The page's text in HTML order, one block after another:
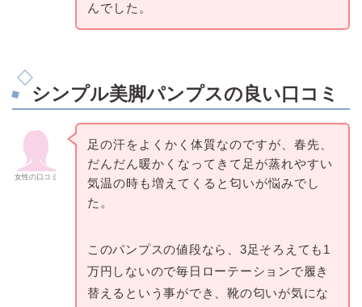
んでした。
シンプル美脚パンプスの良い口コミ
女性の口コミ
足の汗をよくかく体質なのですが、春先、
だんだん暖かくなってきて足が蒸れやすい
気温の時も増えてくると匂いが悩みでし
た。
このパンプスの値段なら、3足そろえても1
万円しないので毎日ローテーションで履き
替えるという事ができ、靴の匂いが気にな